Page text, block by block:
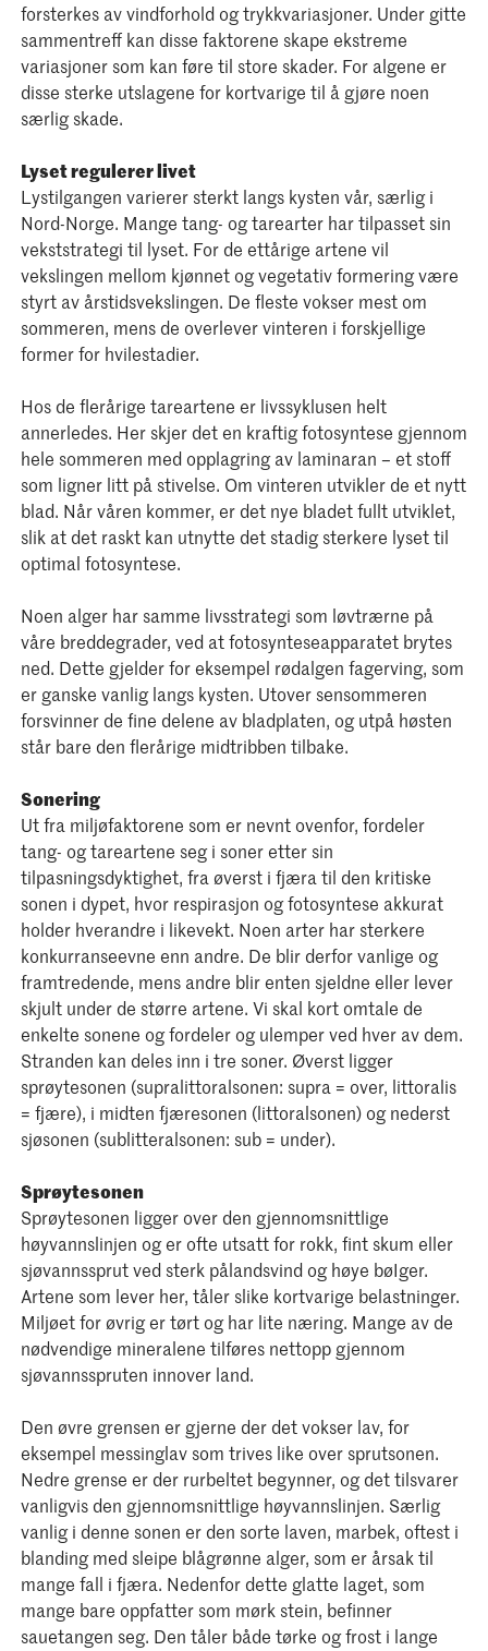
forsterkes av vindforhold og trykkvariasjoner. Under gitte
sammentreff kan disse faktorene skape ekstreme
variasjoner som kan føre til store skader. For algene er
disse sterke utslagene for kortvarige til å gjøre noen
særlig skade.
Lyset regulerer livet
Lystilgangen varierer sterkt langs kysten vår, særlig i
Nord-Norge. Mange tang- og tarearter har tilpasset sin
vekststrategi til lyset. For de ettårige artene vil
vekslingen mellom kjønnet og vegetativ formering være
styrt av årstidsvekslingen. De fleste vokser mest om
sommeren, mens de overlever vinteren i forskjellige
former for hvilestadier.
Hos de flerårige tareartene er livssyklusen helt
annerledes. Her skjer det en kraftig fotosyntese gjennom
hele sommeren med opplagring av laminaran – et stoff
som ligner litt på stivelse. Om vinteren utvikler de et nytt
blad. Når våren kommer, er det nye bladet fullt utviklet,
slik at det raskt kan utnytte det stadig sterkere lyset til
optimal fotosyntese.
Noen alger har samme livsstrategi som løvtrærne på
våre breddegrader, ved at fotosynteseapparatet brytes
ned. Dette gjelder for eksempel rødalgen fagerving, som
er ganske vanlig langs kysten. Utover sensommeren
forsvinner de fine delene av bladplaten, og utpå høsten
står bare den flerårige midtribben tilbake.
Sonering
Ut fra miljøfaktorene som er nevnt ovenfor, fordeler
tang- og tareartene seg i soner etter sin
tilpasningsdyktighet, fra øverst i fjæra til den kritiske
sonen i dypet, hvor respirasjon og fotosyntese akkurat
holder hverandre i likevekt. Noen arter har sterkere
konkurranseevne enn andre. De blir derfor vanlige og
framtredende, mens andre blir enten sjeldne eller lever
skjult under de større artene. Vi skal kort omtale de
enkelte sonene og fordeler og ulemper ved hver av dem.
Stranden kan deles inn i tre soner. Øverst ligger
sprøytesonen (supralittoralsonen: supra = over, littoralis
= fjære), i midten fjæresonen (littoralsonen) og nederst
sjøsonen (sublitteralsonen: sub = under).
Sprøytesonen
Sprøytesonen ligger over den gjennomsnittlige
høyvannslinjen og er ofte utsatt for rokk, fint skum eller
sjøvannssprut ved sterk pålandsvind og høye bøIger.
Artene som lever her, tåler slike kortvarige belastninger.
Miljøet for øvrig er tørt og har lite næring. Mange av de
nødvendige mineralene tilføres nettopp gjennom
sjøvannsspruten innover land.
Den øvre grensen er gjerne der det vokser lav, for
eksempel messinglav som trives like over sprutsonen.
Nedre grense er der rurbeltet begynner, og det tilsvarer
vanligvis den gjennomsnittlige høyvannslinjen. Særlig
vanlig i denne sonen er den sorte laven, marbek, oftest i
blanding med sleipe blågrønne alger, som er årsak til
mange fall i fjæra. Nedenfor dette glatte laget, som
mange bare oppfatter som mørk stein, befinner
sauetangen seg. Den tåler både tørke og frost i lange